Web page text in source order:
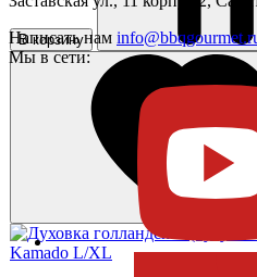
В корзину
Написать нам
Мы в сети: